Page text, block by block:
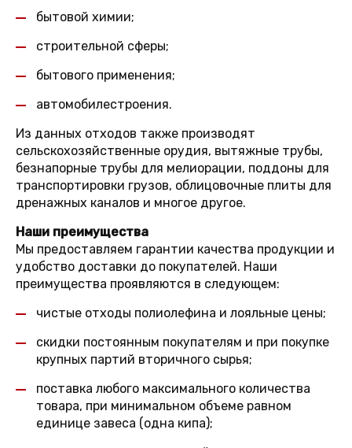
бытовой химии;
строительной сферы;
бытового применения;
автомобилестроения.
Из данных отходов также производят
сельскохозяйственные орудия, вытяжные трубы,
безнапорные трубы для мелиорации, поддоны для
транспортировки грузов, облицовочные плиты для
дренажных каналов и многое другое.
Наши преимущества
Мы предоставляем гарантии качества продукции и
удобство доставки до покупателей. Наши
преимущества проявляются в следующем:
чистые отходы полиолефина и лояльные цены;
скидки постоянным покупателям и при покупке
крупных партий вторичного сырья;
поставка любого максимального количества
товара, при минимальном объеме равном
единице завеса (одна кипа);